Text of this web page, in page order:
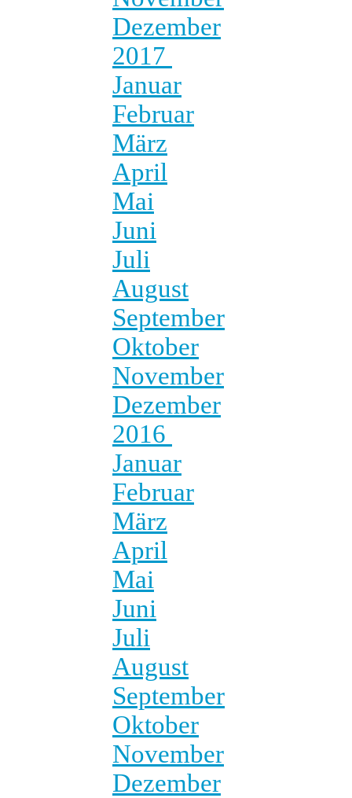
Dezember
2017
Januar
Februar
März
April
Mai
Juni
Juli
August
September
Oktober
November
Dezember
2016
Januar
Februar
März
April
Mai
Juni
Juli
August
September
Oktober
November
Dezember